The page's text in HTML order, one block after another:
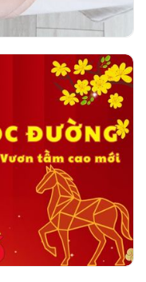
duy mới - Sức
cao mới